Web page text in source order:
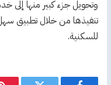
وتحويل جزء كبير منها إلى
تنفيذها من خلال تطبيق سهل
للسكنية.